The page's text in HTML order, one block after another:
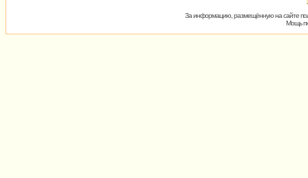
За информацию, размещённую на сайте
Мощь